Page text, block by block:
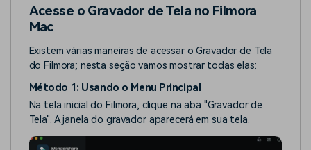
Acesse o Gravador de Tela no Filmora
Mac
Existem várias maneiras de acessar o Gravador de Tela
do Filmora; nesta seção vamos mostrar todas elas:
Método 1: Usando o Menu Principal
Na tela inicial do Filmora, clique na aba "Gravador de
Tela". A janela do gravador aparecerá em sua tela.